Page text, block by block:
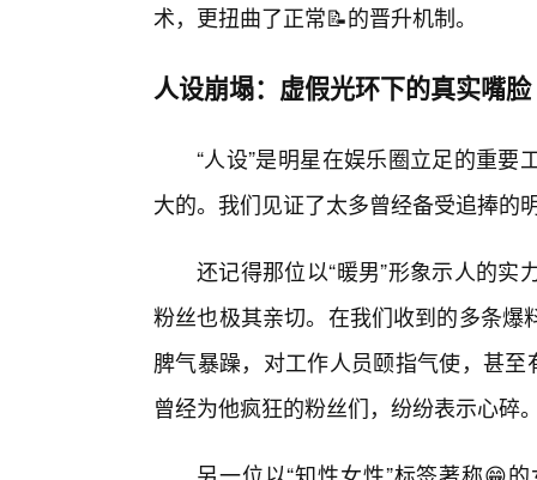
术，更扭曲了正常📝的晋升机制。
人设崩塌：虚假光环下的真实嘴脸
“人设”是明星在娱乐圈立足的重
大的。我们见证了太多曾经备受追捧的
还记得那位以“暖男”形象示人的
粉丝也极其亲切。在我们收到的多条
脾气暴躁，对工作人员颐指气使，甚
曾经为他疯狂的粉丝们，纷纷表示心碎